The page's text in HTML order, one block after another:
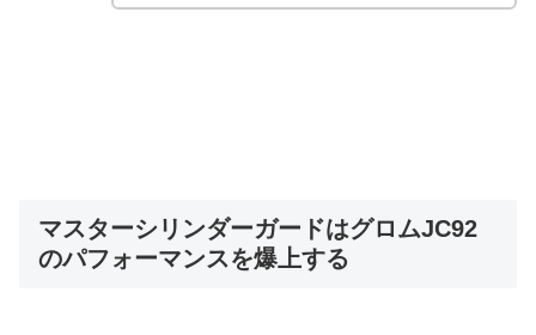
マスターシリンダーガードはグロムJC92
のパフォーマンスを爆上する